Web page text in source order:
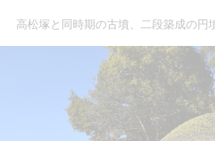
高松塚と同時期の古墳、二段築成の円